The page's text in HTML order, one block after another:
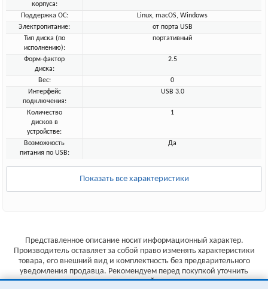
корпуса:
Поддержка ОС:
Linux, macOS, Windows
Электропитание:
от порта USB
Тип диска (по
исполнению):
портативный
Форм-фактор
диска:
2.5
Вес:
0
Интерфейс
подключения:
USB 3.0
Количество
дисков в
устройстве:
1
Возможность
питания по USB:
Да
Показать все характеристики
Представленное описание носит информационный характер.
Производитель оставляет за собой право изменять характеристики
товара, его внешний вид и комплектность без предварительного
уведомления продавца. Рекомендуем перед покупкой уточнить
характеристики товара на сайте производителя.